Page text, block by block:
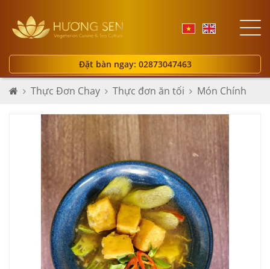
Đặt bàn ngay: 02873047463
Thực Đơn Chay Thực đơn ăn tối Món Chính